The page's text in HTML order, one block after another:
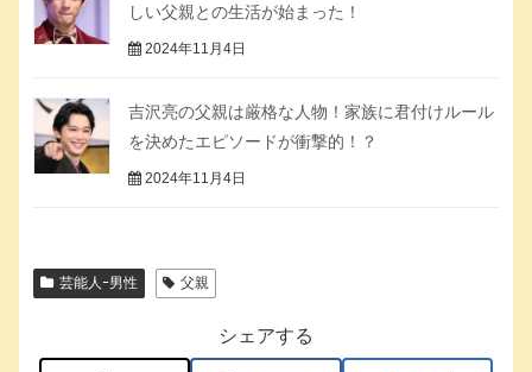
しい父親との生活が始まった！
2024年11月4日
吉沢亮の父親は厳格な人物！家族に君付けルール
を決めたエピソードが衝撃的！？
2024年11月4日
芸能人ｰ男性 父親
シェアする